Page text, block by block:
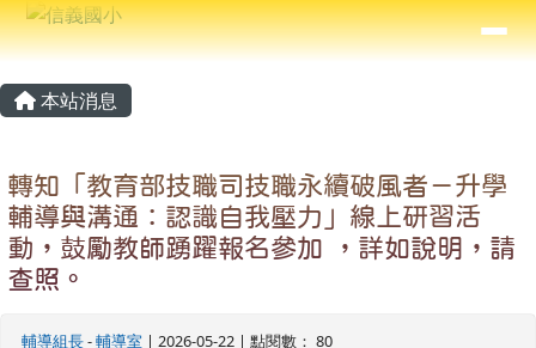
跳至主內容區
信義國小
⏸
導覽列
主內容區域
本站消息
轉知「教育部技職司技職永續破風者－升學
輔導與溝通：認識自我壓力」線上研習活
動，鼓勵教師踴躍報名參加 ，詳如說明，請
查照。
輔導組長-輔導室 | 2026-05-22 | 點閱數： 80
頁尾區域